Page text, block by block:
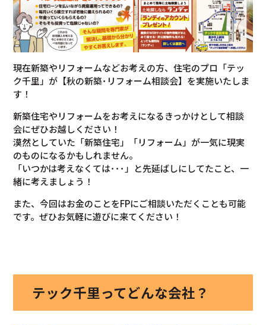
現在新築やリフォームなどお考えの方、住宅のプロ「テッ
ク千里」が【秋の新築･リフォーム相談会】を実施いたしま
す！
新築住宅やリフォームをお考えになるきっかけとして相談
会にぜひお越しください！
漠然としていた「新築住宅」「リフォーム」が一気に現実
のものになるかもしれません。
「いつかは考えなくては･･･」と先延ばしにしてたこと、一
緒に考えましょう！
また、今回はお金のことをFPにご相談いただくことも可能
です。ぜひお気軽に遊びに来てください！
テック千里ってどんな会社？